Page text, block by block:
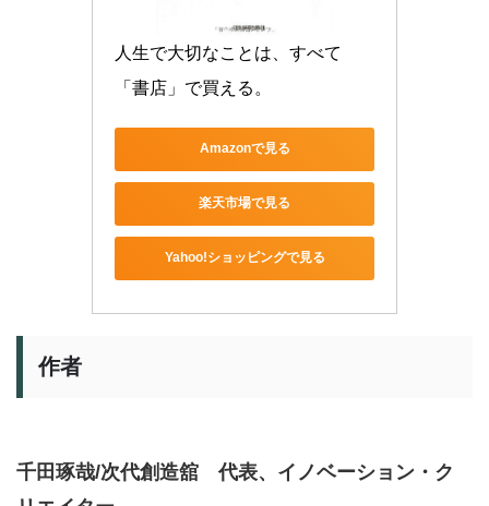
人生で大切なことは、すべて
「書店」で買える。
Amazonで見る
楽天市場で見る
Yahoo!ショッピングで見る
作者
千田琢哉/次代創造舘 代表、イノベーション・ク